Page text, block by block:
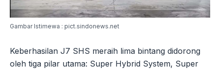
Gambar Istimewa : pict.sindonews.net
Keberhasilan J7 SHS meraih lima bintang didorong
oleh tiga pilar utama: Super Hybrid System, Super